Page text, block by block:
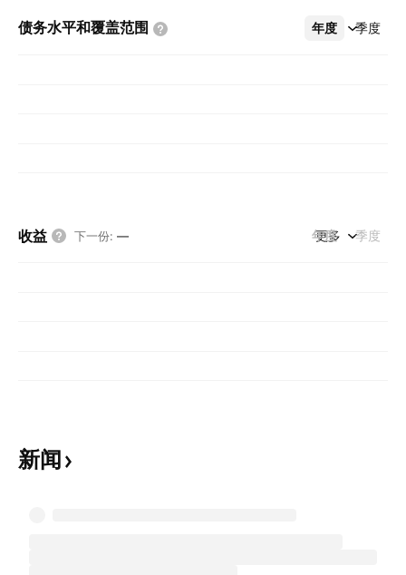
债务水平和覆盖范围 年度 季度
更多
收益 下一份: — 年度 季度
更多
新闻